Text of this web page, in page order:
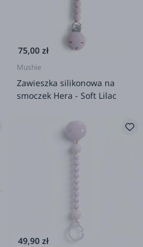
75,00 zł
Mushie
Zawieszka silikonowa na
smoczek Hera - Soft Lilac
49,90 zł